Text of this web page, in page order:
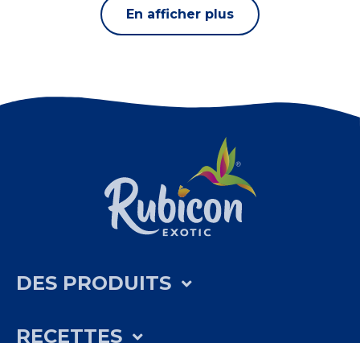
En afficher plus
DES PRODUITS
RECETTES